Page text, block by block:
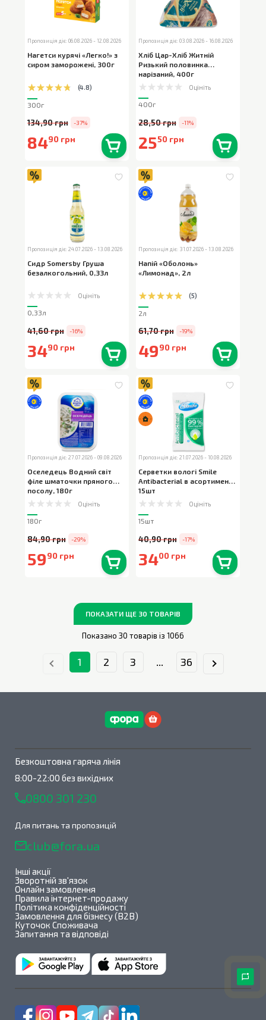
Пропозиція діє: 06.08.2026 - 12.08.2026
Нагетси курячі «Легко!» з
сиром заморожені, 300г
(4.8)
300г
134,90 грн -37%
8490 грн
Пропозиція діє: 03.08.2026 - 16.08.2026
Хліб Цар-Хліб Житній
Ризький половинка
нарізаний, 400г
Оцініть
400г
28,50 грн -11%
2550 грн
Пропозиція діє: 24.07.2026 - 13.08.2026
Сидр Somersby Груша
безалкогольний, 0,33л
Оцініть
0,33л
41,60 грн -16%
3490 грн
Пропозиція діє: 31.07.2026 - 13.08.2026
Напій «Оболонь»
«Лимонад», 2л
(5)
2л
61,70 грн -19%
4990 грн
Пропозиція діє: 27.07.2026 - 09.08.2026
Оселедець Водний світ
філе шматочки пряного
посолу, 180г
Оцініть
180г
84,90 грн -29%
5990 грн
Пропозиція діє: 21.07.2026 - 10.08.2026
Серветки вологі Smile
Antibacterial в асортименті,
15шт
Оцініть
15шт
40,90 грн -17%
3400 грн
ПОКАЗАТИ ЩЕ 30 ТОВАРІВ
Показано 30 товарів із 1066
1 2 3 ... 36
Безкоштовна гаряча лінія
8:00-22:00 без вихідних
0800 301 230
Для питань та пропозицій
club@fora.ua
Інші акції
Зворотній зв'язок
Онлайн замовлення
Правила інтернет-продажу
Політика конфіденційності
Замовлення для бізнесу (B2B)
Куточок Споживача
Запитання та відповіді